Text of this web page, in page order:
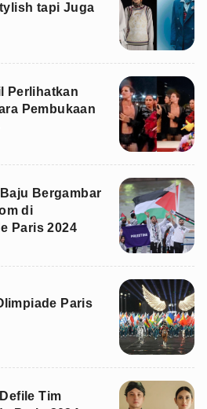
tapi Juga
Perlihatkan
Pembukaan
Bergambar
di
Paris 2024
Paris
Tim